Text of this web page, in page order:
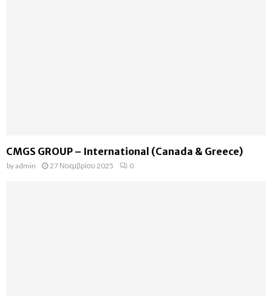
CMGS GROUP – International (Canada & Greece)
byadmin 27 Νοεμβρίου 2025 0